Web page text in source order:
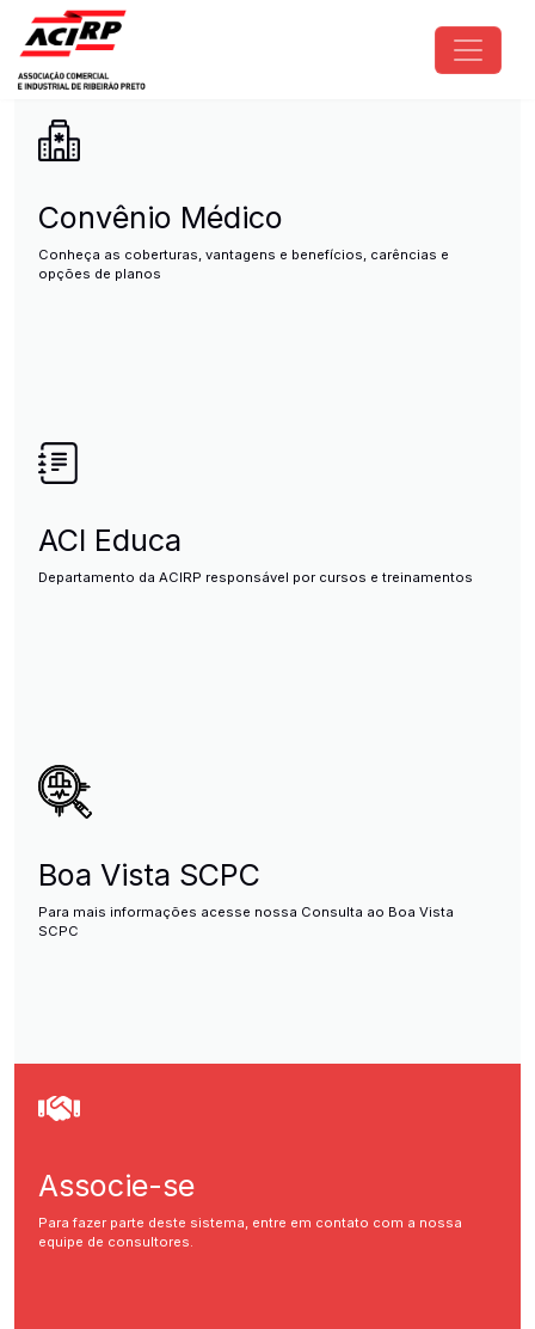
Pular para o conteúdo principal
ACIRP - Associação Comercial
Convênio Médico
Conheça as coberturas, vantagens e benefícios, carências e
opções de planos
ACI Educa
Departamento da ACIRP responsável por cursos e treinamentos
Boa Vista SCPC
Para mais informações acesse nossa Consulta ao Boa Vista
SCPC
Associe-se
Para fazer parte deste sistema, entre em contato com a nossa
equipe de consultores.